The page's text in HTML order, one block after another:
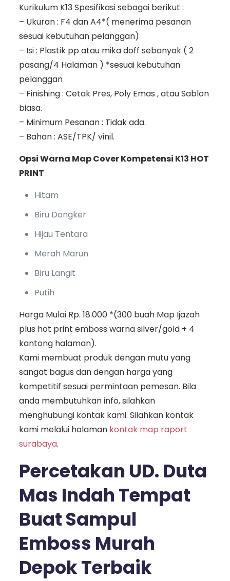
Kurikulum K13 Spesifikasi sebagai berikut :
– Ukuran : F4 dan A4*( menerima pesanan
sesuai kebutuhan pelanggan)
– Isi : Plastik pp atau mika doff sebanyak ( 2
pasang/4 Halaman ) *sesuai kebutuhan
pelanggan
– Finishing : Cetak Pres, Poly Emas , atau Sablon
biasa.
– Minimum Pesanan : Tidak ada.
– Bahan : ASE/TPK/ vinil.
Opsi Warna Map Cover Kompetensi K13 HOT
PRINT
Hitam
Biru Dongker
Hijau Tentara
Merah Marun
Biru Langit
Putih
Harga Mulai Rp. 18.000 *(300 buah Map Ijazah
plus hot print emboss warna silver/gold + 4
kantong halaman).
Kami membuat produk dengan mutu yang
sangat bagus dan dengan harga yang
kompetitif sesuai permintaan pemesan. Bila
anda membutuhkan info, silahkan
menghubungi kontak kami. Silahkan kontak
kami melalui halaman kontak map raport
surabaya.
Percetakan UD. Duta
Mas Indah Tempat
Buat Sampul
Emboss Murah
Depok Terbaik